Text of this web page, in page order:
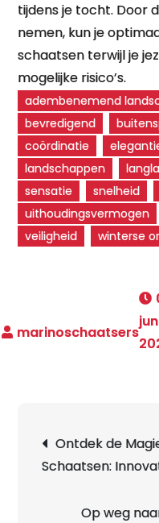
tijdens je tocht. Door
nemen, kun je
schaatsen terwijl je
mogelijke risico’s.
adembenemend
bevredigend
coördinatie
landschappen
sensatie
snelheid
uithoudingsvermogen
veiligheid
winterse
Ontdek de
Schaatsen:
Op weg